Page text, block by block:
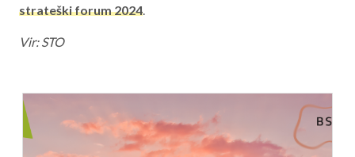
REGIJA
AKTUALNO
RAZPISI
strateški forum 2024.
Vir: STO